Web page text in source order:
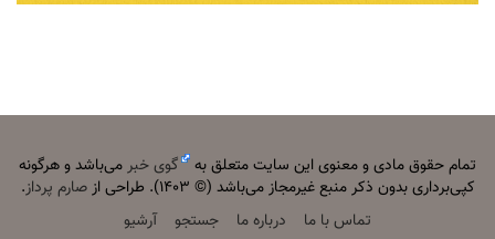
تمام حقوق مادی و معنوی این سایت متعلق به گوی خبرمی‌باشد و هرگونه
کپی‌برداری بدون ذکر منبع غیرمجاز می‌باشد (© ۱۴۰۳). طراحی از
صارم پرداز.
تماس با ما
درباره ما جستجو آرشیو